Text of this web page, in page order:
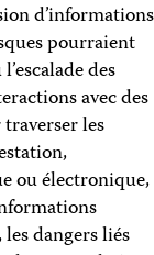
d’informations
pourraient
des
avec des
les
ou électronique,
dangers liés